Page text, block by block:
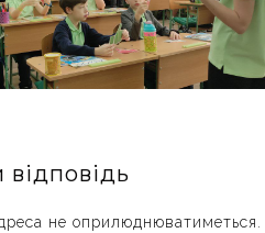
не оприлюднюватиметься.